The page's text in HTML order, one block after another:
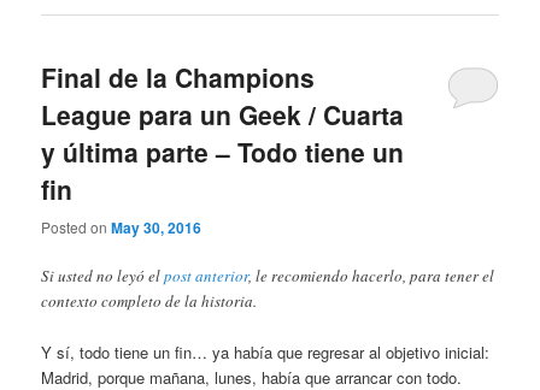
Final de la Champions
League para un Geek / Cuarta
y última parte – Todo tiene un
fin
Posted onMay 30, 2016
Si usted no leyó elpost anterior, le recomiendo hacerlo, para tener el
contexto completo de la historia.
Y sí, todo tiene un fin… ya había que regresar al objetivo inicial:
Madrid, porque mañana, lunes, había que arrancar con todo.